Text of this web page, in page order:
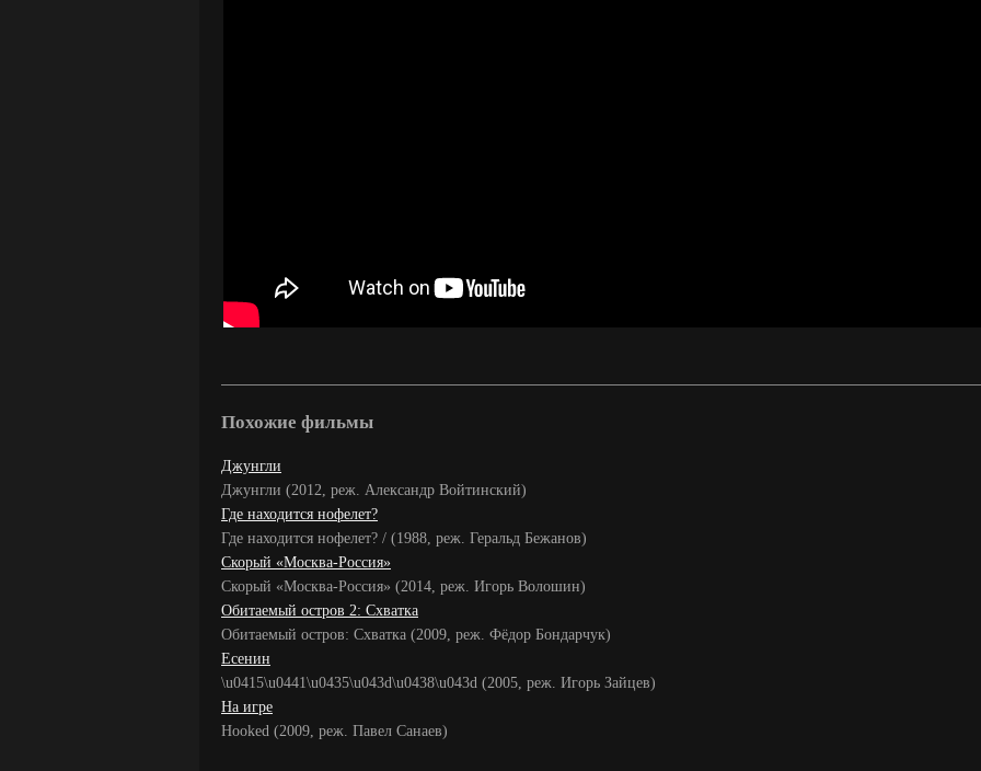
Похожие фильмы
Джунгли
Джунгли (2012, реж. Александр Войтинский)
Где находится нофелет?
Где находится нофелет? / (1988, реж. Геральд Бежанов)
Скорый «Москва-Россия»
Скорый «Москва-Россия» (2014, реж. Игорь Волошин)
Обитаемый остров 2: Схватка
Обитаемый остров: Схватка (2009, реж. Фёдор Бондарчук)
Есенин
\u0415\u0441\u0435\u043d\u0438\u043d (2005, реж. Игорь Зайцев)
На игре
Hooked (2009, реж. Павел Санаев)